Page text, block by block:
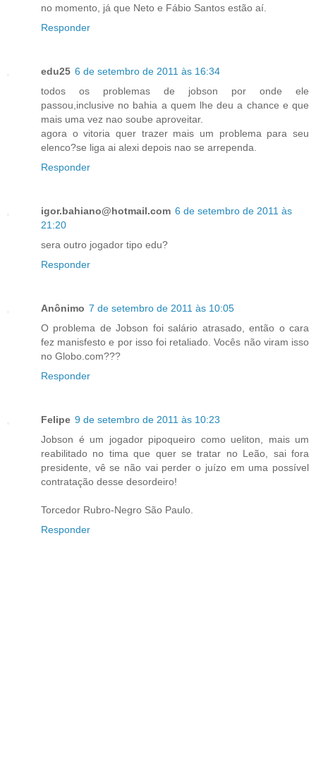
no momento, já que Neto e Fábio Santos estão aí.
Responder
edu25 6 de setembro de 2011 às 16:34
todos os problemas de jobson por onde ele
passou,inclusive no bahia a quem lhe deu a chance e que
mais uma vez nao soube aproveitar.
agora o vitoria quer trazer mais um problema para seu
elenco?se liga ai alexi depois nao se arrependa.
Responder
igor.bahiano@hotmail.com 6 de setembro de 2011 às
21:20
sera outro jogador tipo edu?
Responder
Anônimo 7 de setembro de 2011 às 10:05
O problema de Jobson foi salário atrasado, então o cara
fez manisfesto e por isso foi retaliado. Vocês não viram isso
no Globo.com???
Responder
Felipe 9 de setembro de 2011 às 10:23
Jobson é um jogador pipoqueiro como ueliton, mais um
reabilitado no tima que quer se tratar no Leão, sai fora
presidente, vê se não vai perder o juízo em uma possível
contratação desse desordeiro!
Torcedor Rubro-Negro São Paulo.
Responder